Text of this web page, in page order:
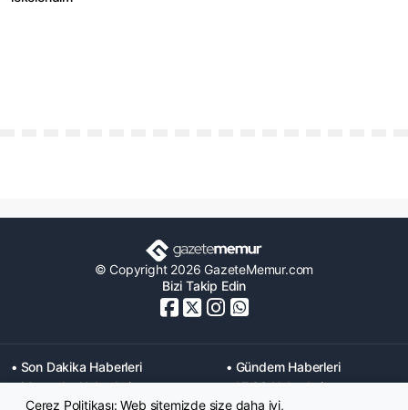
© Copyright 2026 GazeteMemur.com
Bizi Takip Edin
• Son Dakika Haberleri
• Gündem Haberleri
• Memurlar Haberleri
• KPSS Haberleri
Çerez Politikası: Web sitemizde size daha iyi,